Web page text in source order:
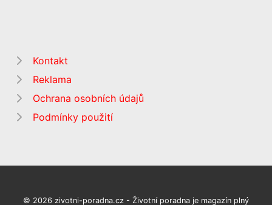
Kontakt
Reklama
Ochrana osobních údajů
Podmínky použití
© 2026 zivotni-poradna.cz - Životní poradna je magazín plný